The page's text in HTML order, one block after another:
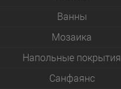
Bанны
Мозаика
Напольные покрытия
Санфаянс